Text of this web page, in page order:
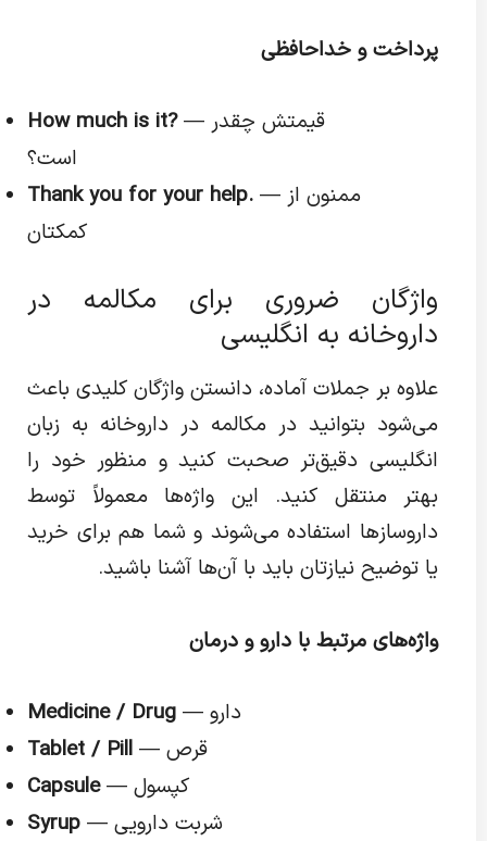
پرداخت و خداحافظی
How much is it?— قیمتش چقدر
است؟
Thank you for your help.— ممنون از
کمکتان
واژگان ضروری برای مکالمه در
داروخانه به انگلیسی
علاوه بر جملات آماده، دانستن واژگان کلیدی باعث
می‌شود بتوانید در مکالمه در داروخانه به زبان
انگلیسی دقیق‌تر صحبت کنید و منظور خود را
بهتر منتقل کنید. این واژه‌ها معمولاً توسط
داروسازها استفاده می‌شوند و شما هم برای خرید
یا توضیح نیازتان باید با آن‌ها آشنا باشید.
واژه‌های مرتبط با دارو و درمان
Medicine / Drug
— دارو
Tablet / Pill
— قرص
Capsule
— کپسول
Syrup
— شربت دارویی